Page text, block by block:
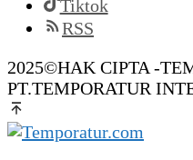
Tiktok
RSS
2025©HAK CIPTA -
PT.TEMPORATUR